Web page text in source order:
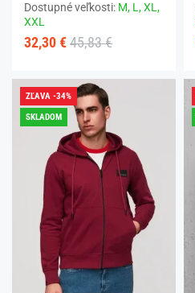
Dostupné veľkosti: M, L,XL,
XXL
32,30 € 45,83 €
ZĽAVA -34%
SKLADOM